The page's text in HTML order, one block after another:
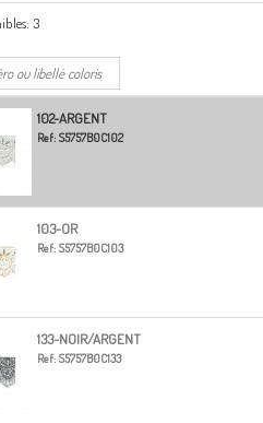
3
102-ARGENT
Ref: S5757B0C102
103-OR
Ref: S5757B0C103
133-NOIR/ARGENT
Ref: S5757B0C133